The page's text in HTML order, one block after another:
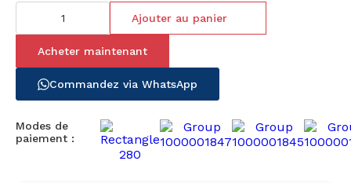
Ajouter au panier
Acheter maintenant
Commandez via WhatsApp
Modes de
paiement :